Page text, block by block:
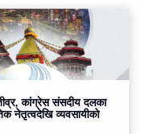
कांग्रेस संसदीय दलका
नेतृत्वदेखि व्यवसायीको